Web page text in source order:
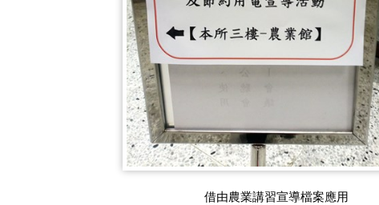
宣導旗放置報到區供民眾索取宣導品宣導